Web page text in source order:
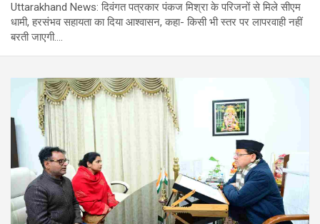
Uttarakhand News: दिवंगत पत्रकार पंकज मिश्रा के परिजनों से मिले सीएम
धामी, हरसंभव सहायता का दिया आश्वासन, कहा- किसी भी स्तर पर लापरवाही नहीं
बरती जाएगी….